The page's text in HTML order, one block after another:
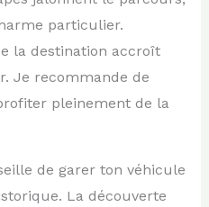
particulier.
la destination accroît
Je recommande de
pleinement de la
de garer ton véhicule
La découverte